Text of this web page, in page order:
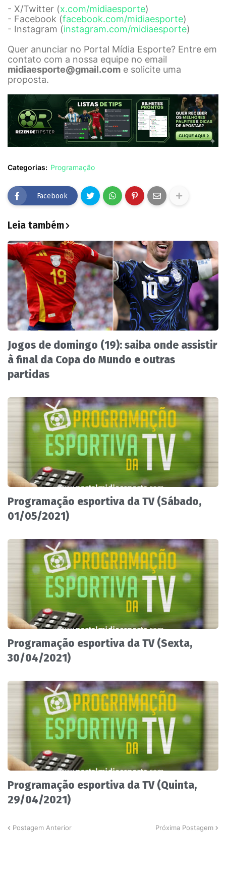
- X/Twitter (x.com/midiaesporte)
- Facebook (facebook.com/midiaesporte)
- Instagram (instagram.com/midiaesporte)
Quer anunciar no Portal Mídia Esporte? Entre em
contato com a nossa equipe no email
midiaesporte@gmail.com e solicite uma
proposta.
Categorias: Programação
Facebook
Leia também
Jogos de domingo (19): saiba onde assistir
à final da Copa do Mundo e outras
partidas
Programação esportiva da TV (Sábado,
01/05/2021)
Programação esportiva da TV (Sexta,
30/04/2021)
Programação esportiva da TV (Quinta,
29/04/2021)
Postagem Anterior Próxima Postagem